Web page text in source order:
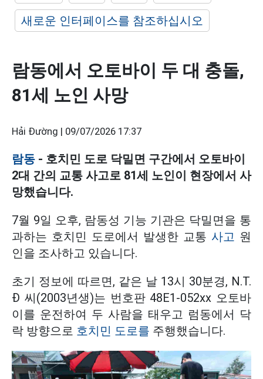
새로운 인터페이스를 참조하십시오
람동에서 오토바이 두 대 충돌,
81세 노인 사망
Hải Đường | 09/07/2026 17:37
람동 - 호치민 도로 닥밀면 구간에서 오토바이
2대 간의 교통 사고로 81세 노인이 현장에서 사
망했습니다.
7월 9일 오후, 람동성 기능 기관은 닥밀면을 통
과하는 호치민 도로에서 발생한 교통 사고 원
인을 조사하고 있습니다.
초기 정보에 따르면, 같은 날 13시 30분경, N.T.
Đ 씨(2003년생)는 번호판 48E1-052xx 오토바
이를 운전하여 두 사람을 태우고 럼동에서 닥
락 방향으로 호치민 도로를 주행했습니다.